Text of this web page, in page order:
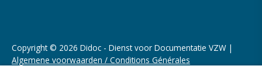
Copyright © 2026 Didoc - Dienst voor Documentatie VZW |
Algemene voorwaarden / Conditions Générales